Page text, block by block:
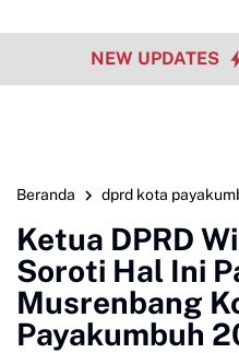
NEW UPDATES
Beranda dprd kota
Ketua DPRD
Soroti Hal Ini
Musrenbang
Payakumbuh